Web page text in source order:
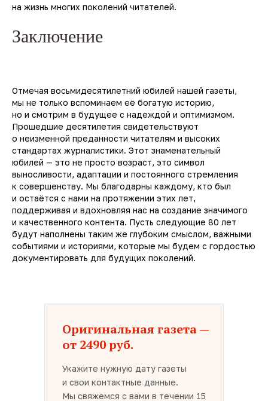
на жизнь многих поколений читателей.
Заключение
Отмечая восьмидесятилетний юбилей нашей газеты,
мы не только вспоминаем её богатую историю,
но и смотрим в будущее с надеждой и оптимизмом.
Прошедшие десятилетия свидетельствуют
о неизменной преданности читателям и высоких
стандартах журналистики. Этот знаменательный
юбилей — это не просто возраст, это символ
выносливости, адаптации и постоянного стремления
к совершенству. Мы благодарны каждому, кто был
и остаётся с нами на протяжении этих лет,
поддерживая и вдохновляя нас на создание значимого
и качественного контента. Пусть следующие 80 лет
будут наполнены таким же глубоким смыслом, важными
событиями и историями, которые мы будем с гордостью
документировать для будущих поколений.
Оригинальная газета —
от 2490 руб.
Укажите нужную дату газеты
и свои контактные данные.
Мы свяжемся с вами в течении 15